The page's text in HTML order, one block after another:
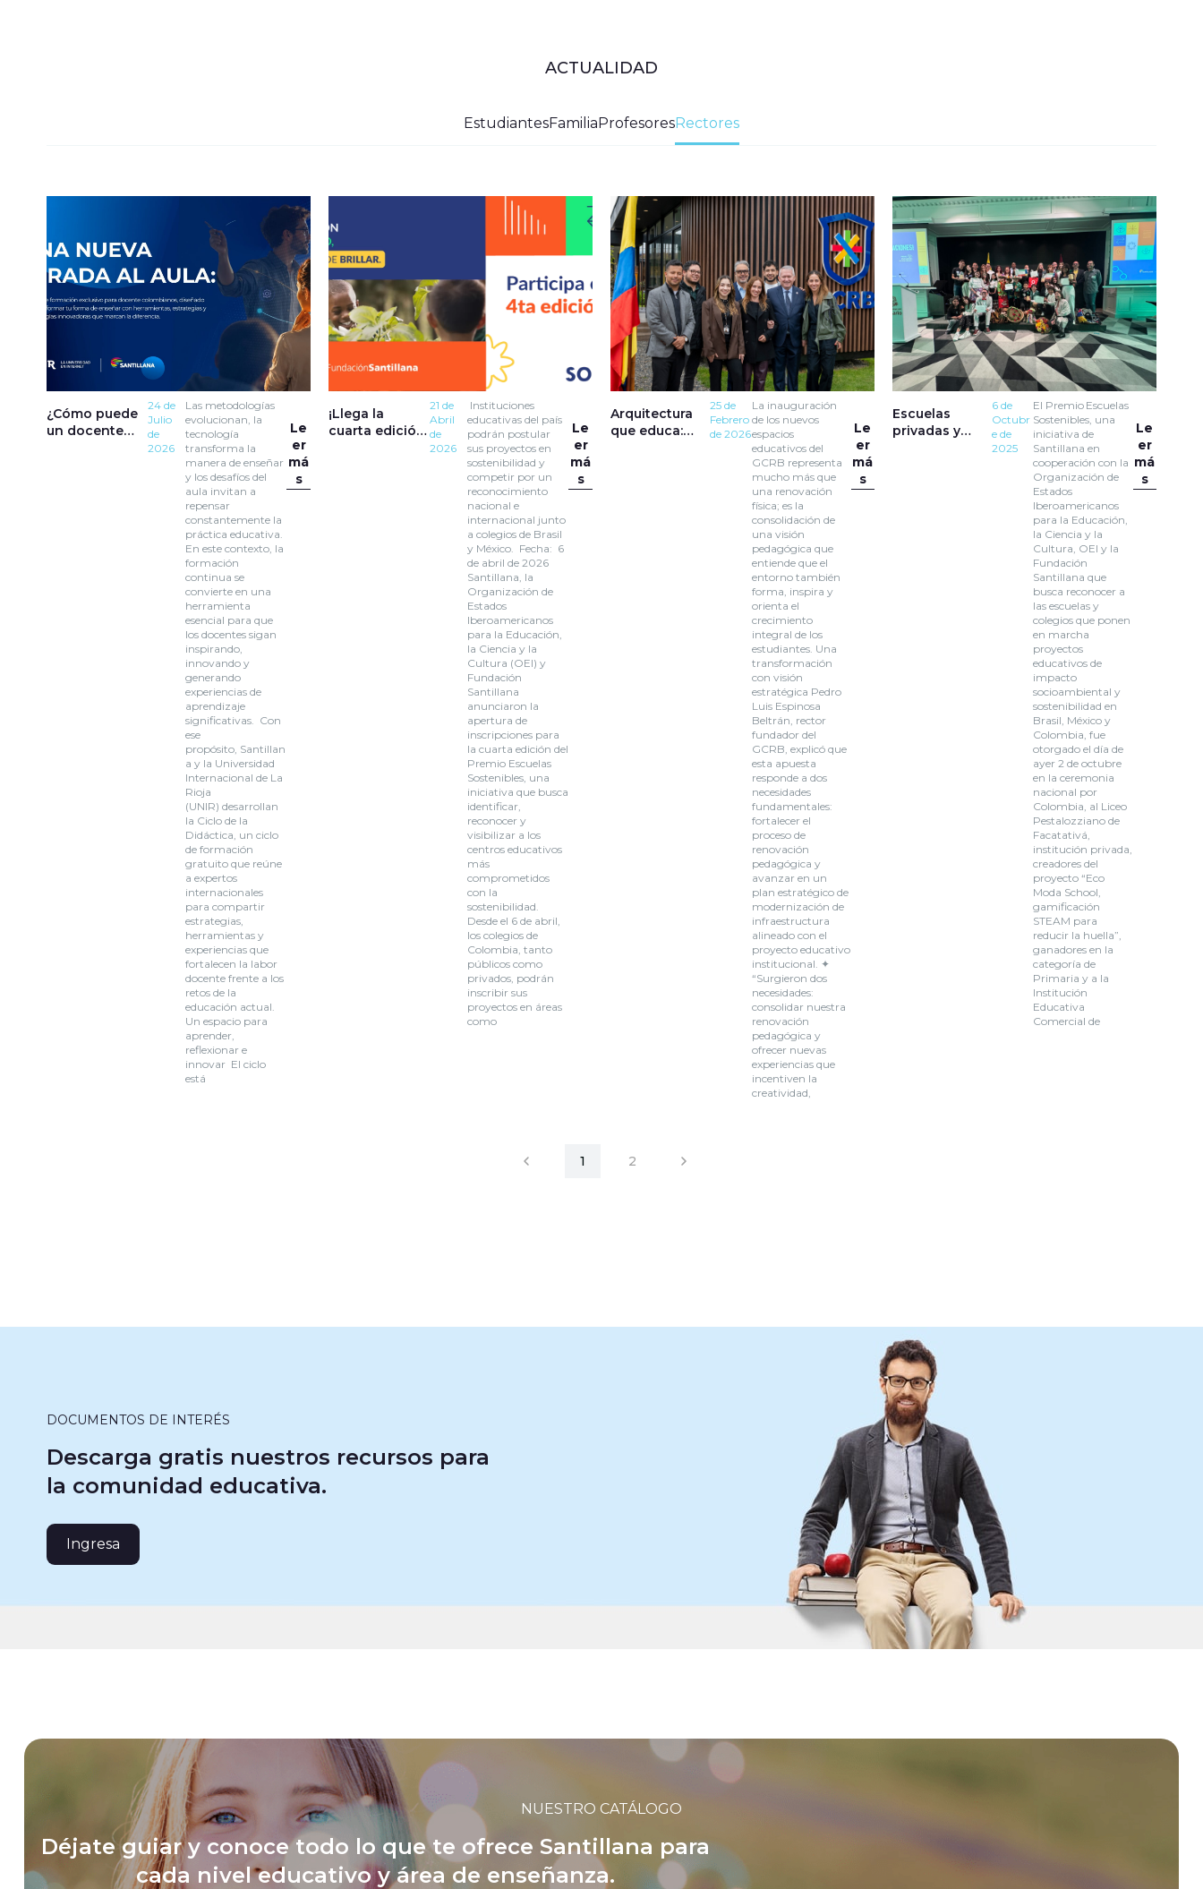
ACTUALIDAD
EstudiantesFamiliaProfesoresRectores
¿Cómo puede
un docente
24 de
Julio
de
2026
Las metodologías
evolucionan, la
tecnología
transforma la
manera de enseñar
y los desafíos del
aula invitan a
repensar
constantemente la
práctica educativa.
En este contexto, la
formación
continua se
convierte en una
herramienta
esencial para que
los docentes sigan
inspirando,
innovando y
generando
experiencias de
aprendizaje
significativas. Con
ese
propósito, Santillan
a y la Universidad
Internacional de La
Rioja
(UNIR) desarrollan
la Ciclo de la
Didáctica, un ciclo
de formación
gratuito que reúne
a expertos
internacionales
para compartir
estrategias,
herramientas y
experiencias que
fortalecen la labor
docente frente a los
retos de la
educación actual.
Un espacio para
aprender,
reflexionar e
innovar El ciclo
está
Le
er
má
s
¡Llega la
cuarta edición
21 de
Abril
de
2026
Instituciones
educativas del país
podrán postular
sus proyectos en
sostenibilidad y
competir por un
reconocimiento
nacional e
internacional junto
a colegios de Brasil
y México. Fecha: 6
de abril de 2026
Santillana, la
Organización de
Estados
Iberoamericanos
para la Educación,
la Ciencia y la
Cultura (OEI) y
Fundación
Santillana
anunciaron la
apertura de
inscripciones para
la cuarta edición del
Premio Escuelas
Sostenibles, una
iniciativa que busca
identificar,
reconocer y
visibilizar a los
centros educativos
más
comprometidos
con la
sostenibilidad.
Desde el 6 de abril,
los colegios de
Colombia, tanto
públicos como
privados, podrán
inscribir sus
proyectos en áreas
como
Le
er
má
s
Arquitectura
que educa:
25 de
Febrero
de 2026
La inauguración
de los nuevos
espacios
educativos del
GCRB representa
mucho más que
una renovación
física; es la
consolidación de
una visión
pedagógica que
entiende que el
entorno también
forma, inspira y
orienta el
crecimiento
integral de los
estudiantes. Una
transformación
con visión
estratégica Pedro
Luis Espinosa
Beltrán, rector
fundador del
GCRB, explicó que
esta apuesta
responde a dos
necesidades
fundamentales:
fortalecer el
proceso de
renovación
pedagógica y
avanzar en un
plan estratégico de
modernización de
infraestructura
alineado con el
proyecto educativo
institucional. ✦
“Surgieron dos
necesidades:
consolidar nuestra
renovación
pedagógica y
ofrecer nuevas
experiencias que
incentiven la
creatividad,
Le
er
má
s
Escuelas
privadas y
6 de
Octubr
e de
2025
El Premio Escuelas
Sostenibles, una
iniciativa de
Santillana en
cooperación con la
Organización de
Estados
Iberoamericanos
para la Educación,
la Ciencia y la
Cultura, OEI y la
Fundación
Santillana que
busca reconocer a
las escuelas y
colegios que ponen
en marcha
proyectos
educativos de
impacto
socioambiental y
sostenibilidad en
Brasil, México y
Colombia, fue
otorgado el día de
ayer 2 de octubre
en la ceremonia
nacional por
Colombia, al Liceo
Pestalozziano de
Facatativá,
institución privada,
creadores del
proyecto “Eco
Moda School,
gamificación
STEAM para
reducir la huella”,
ganadores en la
categoría de
Primaria y a la
Institución
Educativa
Comercial de
Le
er
má
s
1 2
DOCUMENTOS DE INTERÉS
Descarga gratis nuestros recursos para
la comunidad educativa.
Ingresa
NUESTRO CATÁLOGO
Déjate guiar y conoce todo lo que te ofrece Santillana para
cada nivel educativo y área de enseñanza.